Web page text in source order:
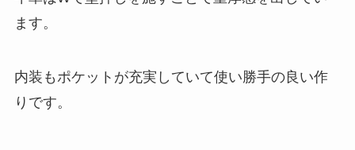
ます。
内装もポケットが充実していて使い勝手の良い作
りです。